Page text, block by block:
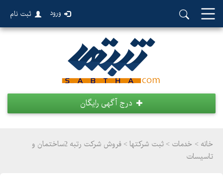
ورود ثبت نام
درج آگهی رایگان
خانه > خدمات >
ثبت شرکتها > فروش شرکت رتبه 2ساختمان و
تاسیسات